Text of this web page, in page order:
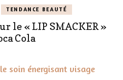
TENDANCE BEAUTÉ
le « LIP SMACKER »
Cola